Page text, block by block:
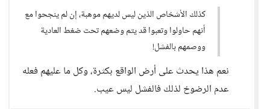
كذلك الأشخاص الذين ليس لديهم موهبة، إن لم ينجحوا مع
أنهم حاولوا وتعبوا قد يتم وضعهم تحت ضغط العادية
ووصمهم بالفشل!
نعم هذا يحدث على أرض الواقع بكثرة، وكل ما عليهم فعله
عدم الرضوخ لذلك فالفشل ليس عيب.